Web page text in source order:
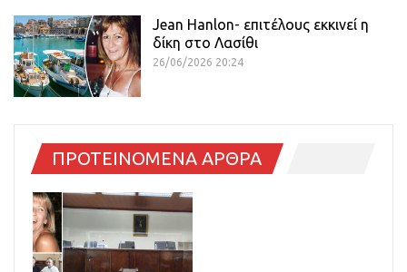
Jean Hanlon- επιτέλους εκκινεί η
δίκη στο Λασίθι
26/06/2026 20:24
ΠΡΟΤΕΙΝΟΜΕΝΑ ΑΡΘΡΑ